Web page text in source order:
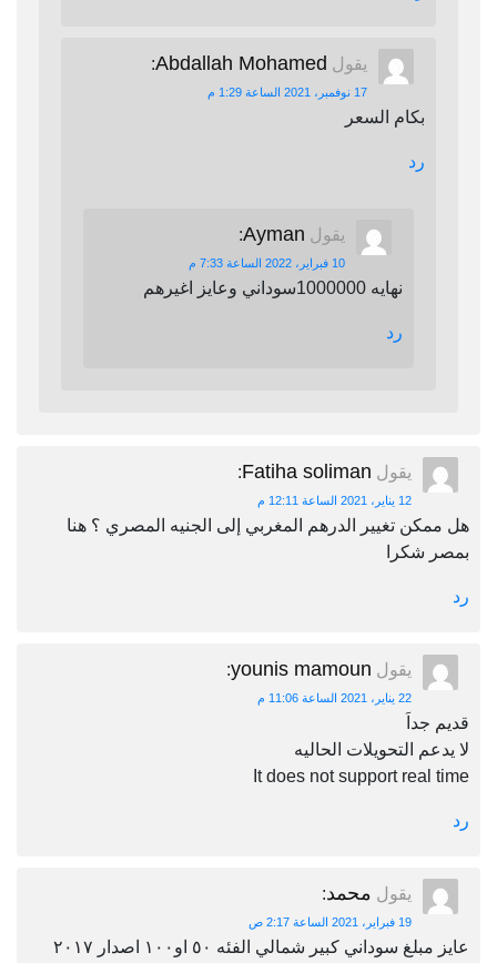
يقول Abdallah Mohamed
:
17 نوفمبر، 2021 الساعة 1:29 م
بكام السعر
رد
يقول Ayman
:
10 فبراير، 2022 الساعة 7:33 م
نهايه 1000000سوداني وعايز اغيرهم
رد
يقول Fatiha soliman
:
12 يناير، 2021 الساعة 12:11 م
هل ممكن تغيير الدرهم المغربي إلى الجنيه المصري ؟ هنا
بمصر شكرا
رد
يقول younis mamoun
:
22 يناير، 2021 الساعة 11:06 م
قديم جداَ
لا يدعم التحويلات الحاليه
It does not support real time
رد
يقول محمد:
19 فبراير، 2021 الساعة 2:17 ص
عايز مبلغ سوداني كبير شمالي الفئه ٥٠ او١٠٠ اصدار ٢٠١٧